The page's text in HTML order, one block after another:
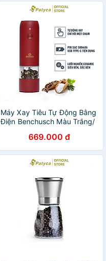
Máy Xay Tiêu Tự Động Bằng
Điện Benchusch Màu Trắng/
669.000 đ